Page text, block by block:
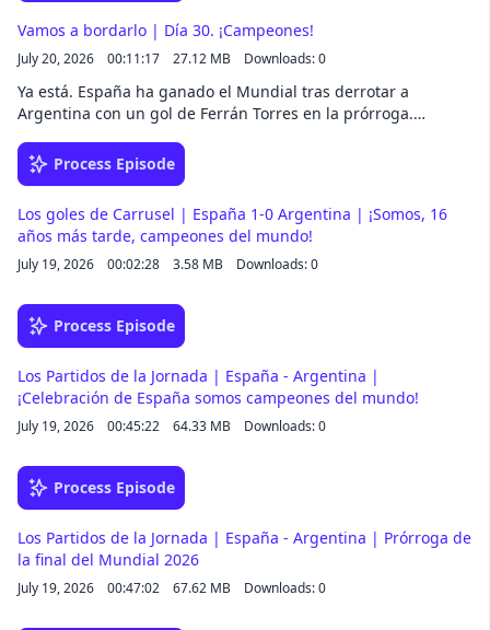
Vamos a bordarlo | Día 30. ¡Campeones!
July 20, 2026 00:11:17 27.12 MB Downloads: 0
Ya está. España ha ganado el Mundial tras derrotar a
Argentina con un gol de Ferrán Torres en la prórroga.
pecho. Antón Meana, que siempre supo que esto iba a pasar,
cuenta en este episodio cómo se vivió en Nueva York la previa
Process Episode
Los goles de Carrusel | España 1-0 Argentina | ¡Somos, 16
años más tarde, campeones del mundo!
July 19, 2026 00:02:28 3.58 MB Downloads: 0
Process Episode
Los Partidos de la Jornada | España - Argentina |
¡Celebración de España somos campeones del mundo!
July 19, 2026 00:45:22 64.33 MB Downloads: 0
Process Episode
Los Partidos de la Jornada | España - Argentina | Prórroga de
la final del Mundial 2026
July 19, 2026 00:47:02 67.62 MB Downloads: 0